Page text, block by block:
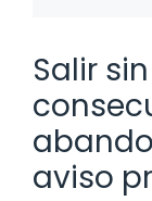
Salir
aviso